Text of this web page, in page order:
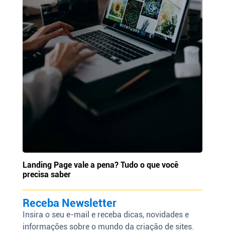
Landing Page vale a pena? Tudo o que você
precisa saber
Receba Newsletter
Insira o seu e-mail e receba dicas, novidades e
informações sobre o mundo da criação de sites.